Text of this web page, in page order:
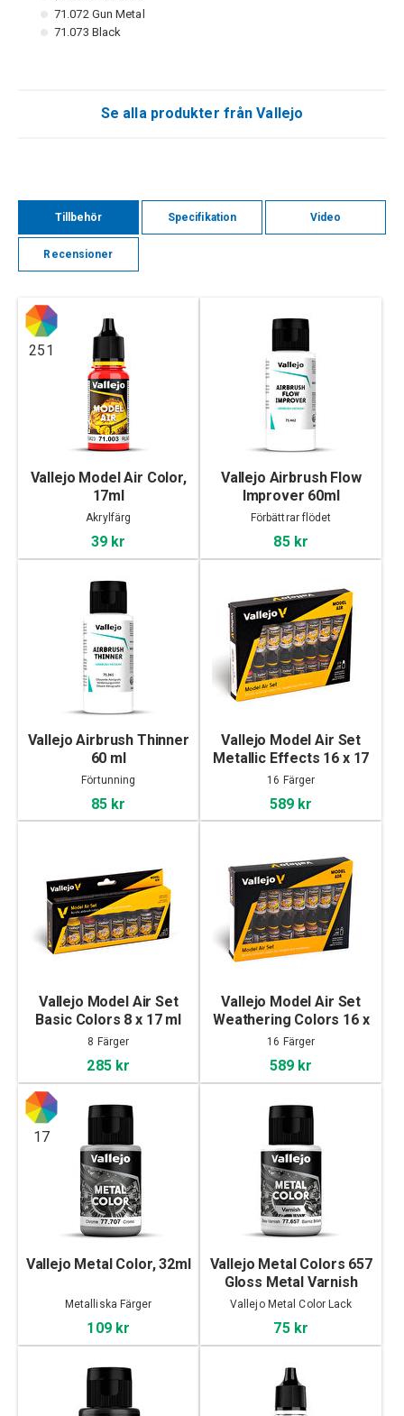
71.072 Gun Metal
71.073 Black
Se alla produkter från Vallejo
Tillbehör Specifikation Video
Recensioner
251
Vallejo Model Air Color,
17ml
Akrylfärg
39 kr
Vallejo Airbrush Flow
Improver 60ml
Förbättrar flödet
85 kr
Vallejo Airbrush Thinner
60 ml
Förtunning
85 kr
Vallejo Model Air Set
Metallic Effects 16 x 17
ml
16 Färger
589 kr
Vallejo Model Air Set
Basic Colors 8 x 17 ml
8 Färger
285 kr
Vallejo Model Air Set
Weathering Colors 16 x
17 ml
16 Färger
589 kr
17
Vallejo Metal Color, 32ml
Metalliska Färger
109 kr
Vallejo Metal Colors 657
Gloss Metal Varnish
32ml
Vallejo Metal Color Lack
75 kr